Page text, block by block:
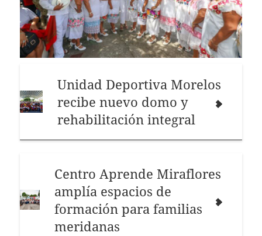
Unidad Deportiva Morelos
recibe nuevo domo y
rehabilitación integral
Centro Aprende Miraflores
amplía espacios de
formación para familias
meridanas